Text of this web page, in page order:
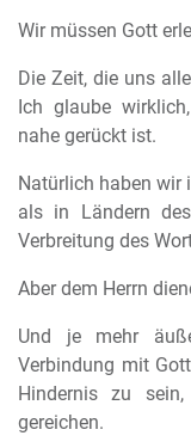
Wir müssen Gott
Die Zeit, die uns
Ich glaube
nahe gerückt ist.
Natürlich haben wir
als in Ländern
Verbreitung des
Aber dem Herrn
Und je mehr
Verbindung mit
Hindernis zu
gereichen.